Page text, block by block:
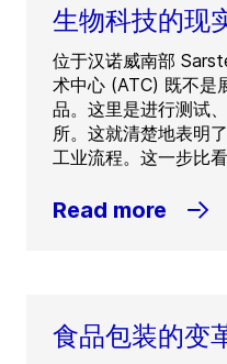
生物科技的现
位于汉诺威南部
术中心 (ATC) 既不是
品。这里是进行测试
所。这就清楚地表明
工业流程。这一步比
Read more
食品包装的变